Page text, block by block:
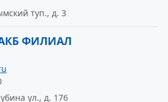
туп., д. 3
ФИЛИАЛ
ул., д. 176